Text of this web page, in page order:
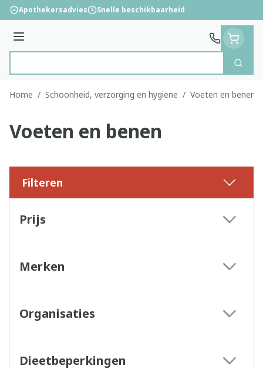
Ga naar de inhoud
Apothekersadvies Snelle beschikbaarheid
Menu
Zoek
Home / Schoonheid, verzorging en hygiëne / Voeten en benen
Voeten en benen
Filteren
Prijs
Merken
Organisaties
Dieetbeperkingen